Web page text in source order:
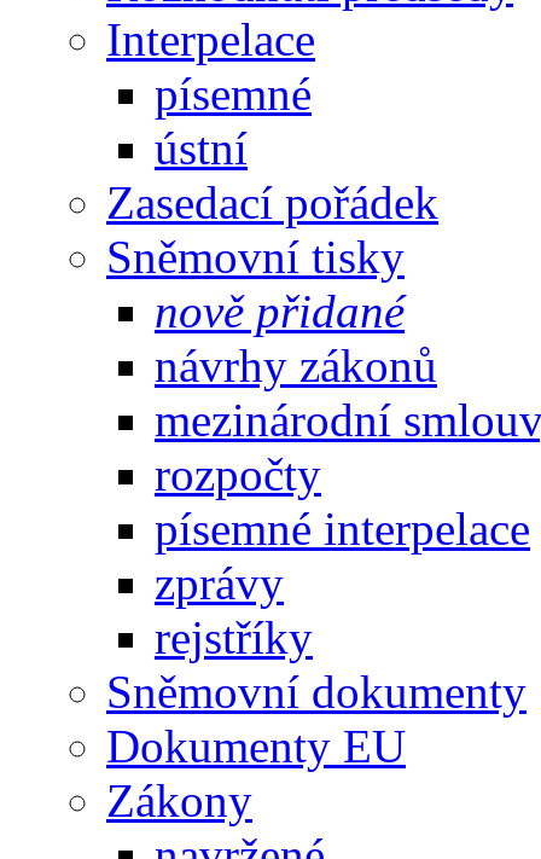
Interpelace
písemné
ústní
Zasedací pořádek
Sněmovní tisky
nově přidané
návrhy zákonů
mezinárodní
rozpočty
písemné interpelace
zprávy
rejstříky
Sněmovní dokumenty
Dokumenty EU
Zákony